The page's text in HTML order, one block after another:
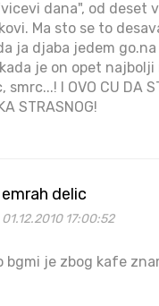
dana", od deset
Ma sto se to
ja djaba jedem
je on opet
smrc...! I OVO CU DA
STRASNOG!
emrah delic
01.12.2010 17:00:52
bgmi je zbog kafe